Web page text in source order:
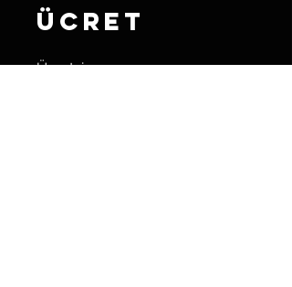
Ücret
Ücretsiz